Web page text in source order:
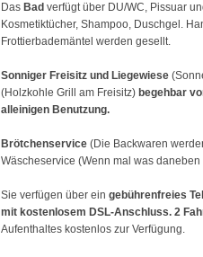
Das Bad verfügt über DU/WC, Pissuar
Kosmetiktücher, Shampoo, Duschgel.
Frottierbademäntel werden gesellt.
Sonniger Freisitz und Liegewiese
(Holzkohle Grill am Freisitz) begehbar
alleinigen Benutzung.
Brötchenservice (Die Backwaren
Wäscheservice (Wenn mal was daneben
Sie verfügen über ein gebührenfreies
mit kostenlosem DSL-Anschluss. 2
Aufenthaltes kostenlos zur Verfügung.